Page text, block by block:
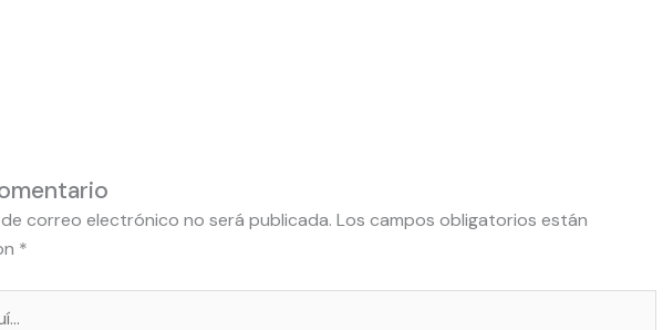
correo electrónico no será publicada. Los campos obligatorios están
*